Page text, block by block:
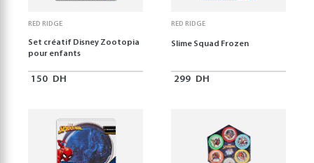
RED RIDGE
Set créatif Disney Zootopia
pour enfants
150 DH
RED RIDGE
Slime Squad Frozen
299 DH